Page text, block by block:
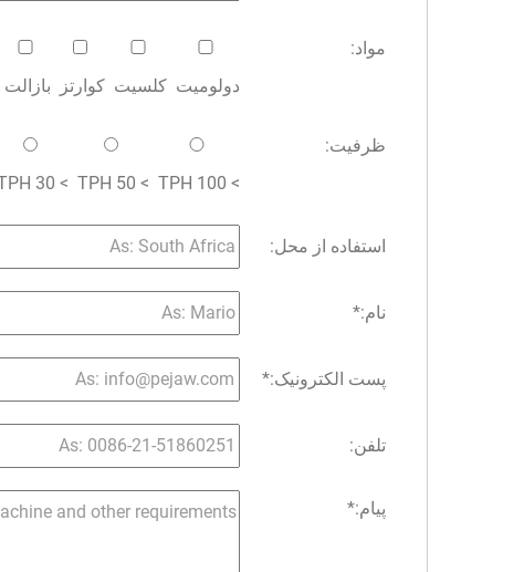
مواد:
دولومیت کلسیت کوارتز بازالت
ظرفیت:
> 100 TPH
> 50 TPH
> 30 TPH
استفاده از محل:
نام:*
پست الکترونیک:*
تلفن:
پیام:*